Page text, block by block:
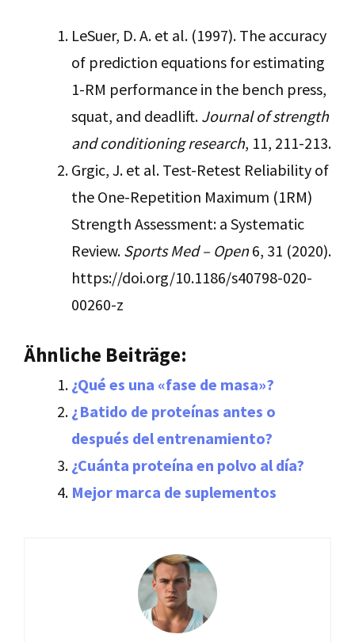
LeSuer, D. A. et al. (1997). The accuracy
of prediction equations for estimating
1-RM performance in the bench press,
squat, and deadlift. Journal of strength
and conditioning research, 11, 211-213.
Grgic, J. et al. Test-Retest Reliability of
the One-Repetition Maximum (1RM)
Strength Assessment: a Systematic
Review. Sports Med – Open6, 31 (2020).
https://doi.org/10.1186/s40798-020-
00260-z
Ähnliche Beiträge:
¿Qué es una «fase de masa»?
¿Batido de proteínas antes o
después del entrenamiento?
¿Cuánta proteína en polvo al día?
Mejor marca de suplementos